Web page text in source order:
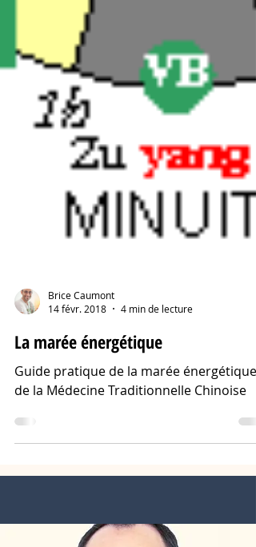
14 févr. 2018
4 min de lecture
La marée énergétique
de la Médecine Traditionnelle Chinoise